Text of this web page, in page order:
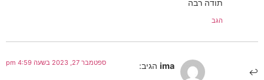
תודה רבה
הגב
ima הגיב: ספטמבר 27, 2023 בשעה 4:59 pm